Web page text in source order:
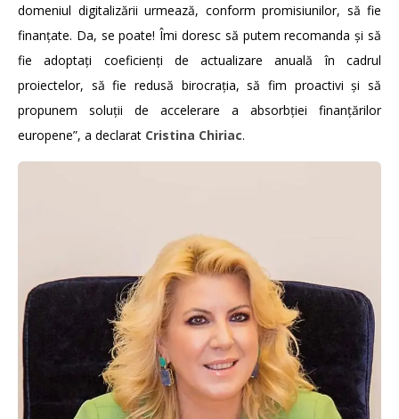
domeniul digitalizării urmează, conform promisiunilor, să fie
finanțate. Da, se poate! Îmi doresc să putem recomanda și să
fie adoptați coeficienți de actualizare anuală în cadrul
proiectelor, să fie redusă birocrația, să fim proactivi și să
propunem soluții de accelerare a absorbției finanțărilor
europene”, a declarat Cristina Chiriac.